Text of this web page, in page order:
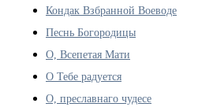
Кондак Взбранной Воеводе
Песнь Богородицы
О, Всепетая Мати
О Тебе радуется
О, преславнаго чудесе